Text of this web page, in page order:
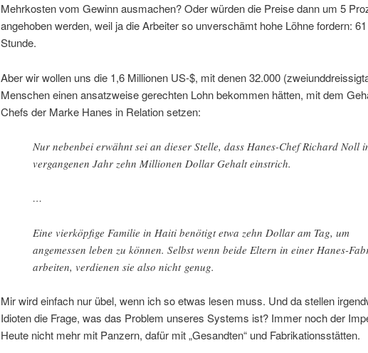
Mehrkosten vom Gewinn ausmachen? Oder würden die Preise dann um 5
angehoben werden, weil ja die Arbeiter so unverschämt hohe Löhne fordern:
Stunde.
Aber wir wollen uns die 1,6 Millionen US-$, mit denen 32.000
Menschen einen ansatzweise gerechten Lohn bekommen hätten, mit dem
Chefs der Marke Hanes in Relation setzen:
Nur nebenbei erwähnt sei an dieser Stelle, dass Hanes-Chef Richard Noll
vergangenen Jahr zehn Millionen Dollar Gehalt einstrich.
…
Eine vierköpfige Familie in Haiti benötigt etwa zehn Dollar am Tag, um
angemessen leben zu können. Selbst wenn beide Eltern in einer Hanes-
arbeiten, verdienen sie also nicht genug.
Mir wird einfach nur übel, wenn ich so etwas lesen muss. Und da stellen
Idioten die Frage, was das Problem unseres Systems ist? Immer noch der
Heute nicht mehr mit Panzern, dafür mit „Gesandten“ und Fabrikationsstätten.